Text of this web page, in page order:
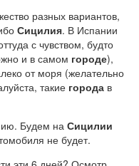
разных вариантов,
Сицилия. В Испании
с чувством, будто
и в самом городе),
от моря (желательно
такие города в
Будем на Сицилии
не будет.